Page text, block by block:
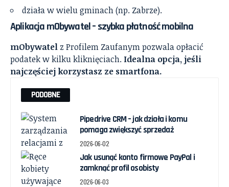
działa w wielu gminach (np. Zabrze).
Aplikacja mObywatel – szybka płatność mobilna
mObywatel z Profilem Zaufanym pozwala opłacić
podatek w kilku kliknięciach. Idealna opcja, jeśli
najczęściej korzystasz ze smartfona.
PODOBNE
Pipedrive CRM – jak działa i komu
pomaga zwiększyć sprzedaż
2026-06-02
Jak usunąć konto firmowe PayPal i
zamknąć profil osobisty
2026-06-03